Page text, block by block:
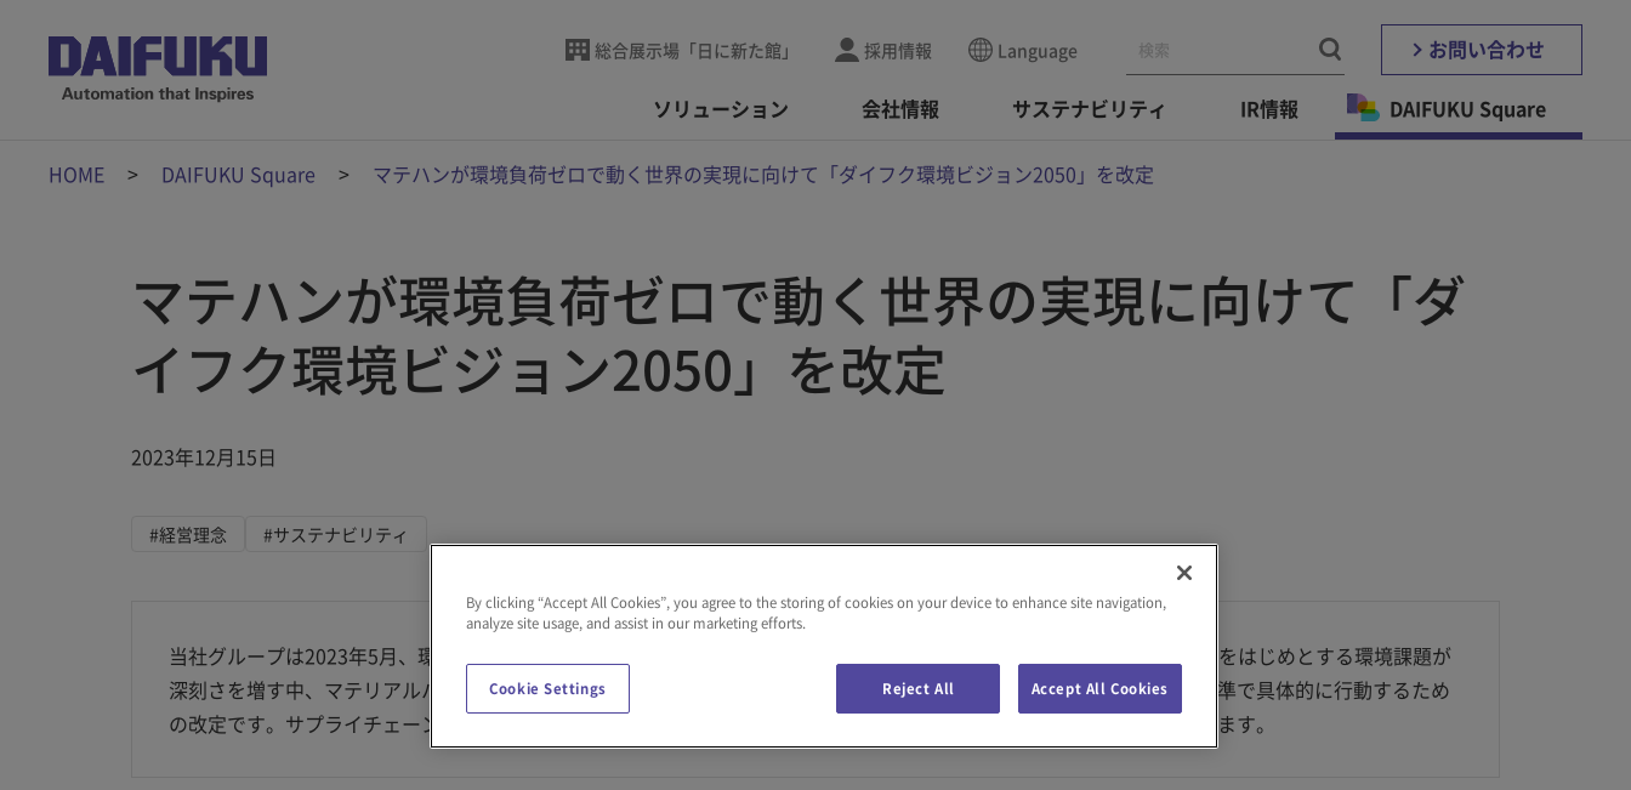
総合展示場「日に新た館」 採用情報 Language お問い合わせ
ソリューション 会社情報 サステナビリティ IR情報 DAIFUKU Square
HOME DAIFUKU Square マテハンが環境負荷ゼロで動く世界の実現に向けて「ダイフク環境ビジョン2050」を改定
マテハンが環境負荷ゼロで動く世界の実現に向けて「ダ
イフク環境ビジョン2050」を改定
2023年12月15日
#経営理念 #サステナビリティ
当社グループは2023年5月、環境課題への方針と目標を定めた「ダイフク環境ビジョン2050」を改定しました。気候変動をはじめとする環境課題が
深刻さを増す中、マテリアルハンドリング（マテハン）システムが環境負荷ゼロで動く世界の実現に向けて、より高い水準で具体的に行動するため
の改定です。サプライチェーン全体で責任を果たすとともに、創造したい未来の社会を見据え、ビジョンの実現を目指します。
By clicking “Accept All Cookies”, you agree to the storing of cookies on your device to enhance site navigation,
analyze site usage, and assist in our marketing efforts.
Cookie Settings Reject All Accept All Cookies